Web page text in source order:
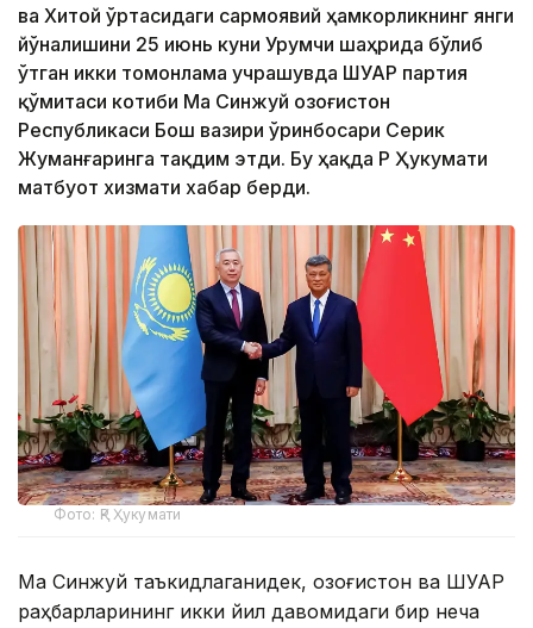
ва Хитой ўртасидаги сармоявий ҳамкорликнинг янги
йўналишини 25 июнь куни Урумчи шаҳрида бўлиб
ўтган икки томонлама учрашувда ШУАР партия
қўмитаси котиби Ма Синжуй Қозоғистон
Республикаси Бош вазири ўринбосари Серик
Жуманғаринга тақдим этди. Бу ҳақда ҚР Ҳукумати
матбуот хизмати хабар берди.
Фото: ҚР Ҳукумати
Ма Синжуй таъкидлаганидек, Қозоғистон ва ШУАР
раҳбарларининг икки йил давомидаги бир неча